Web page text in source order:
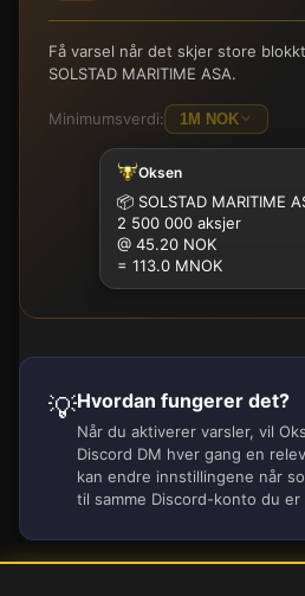
Få varsel når det skjer store
SOLSTAD MARITIME ASA.
Minimumsverdi: 1M NOK
500K
Oksen
📦 SOLSTAD MARITIME
2 500 000 aksjer
@ 45.20 NOK
= 113.0 MNOK
💡Hvordan fungerer det?
Når du aktiverer varsler, vil
Discord DM hver gang en
kan endre innstillingene når
til samme Discord-konto du